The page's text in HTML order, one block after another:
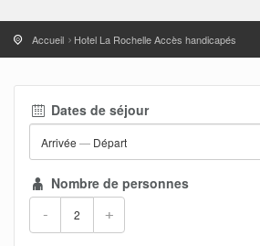
Accueil Hotel La Rochelle Accès handicapés
Dates de séjour
Arrivée — Départ
Nombre de personnes
- +